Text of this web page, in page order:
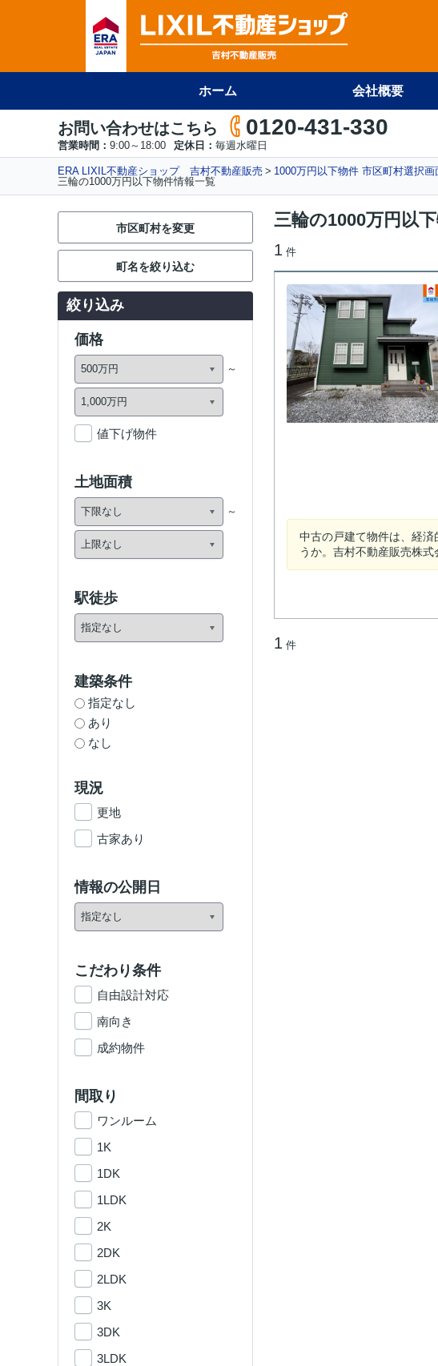
ホーム 会社概要
お問い合わせはこちら 0120-431-330
営業時間： 9:00～18:00 定休日： 毎週水曜日
ERA LIXIL不動産ショップ 吉村不動産販売 1000万円以下物件 市区町村選択画
三輪の1000万円以下物件情報一覧
三輪の1000万円以
1 件
中古の戸建て物件は、経
うか。吉村不動産販売株
1 件
市区町村を変更
町名を絞り込む
絞り込み
価格
値下げ物件
土地面積
駅徒歩
建築条件
指定なし
あり
なし
現況
更地
古家あり
情報の公開日
こだわり条件
自由設計対応
南向き
成約物件
間取り
ワンルーム
1K
1DK
1LDK
2K
2DK
2LDK
3K
3DK
3LDK